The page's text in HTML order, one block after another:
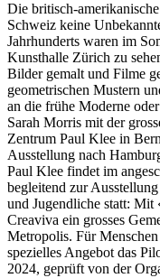
Die britisch-
Schweiz keine
Jahrhunderts waren im
Kunsthalle Zürich zu
Bilder gemalt und Filme
geometrischen Mustern
an die frühe Moderne
Sarah Morris mit der
Zentrum Paul Klee in
Ausstellung nach
Paul Klee findet im
begleitend zur
und Jugendliche statt: Mit
Creaviva ein grosses
Metropolis. Für
spezielles Angebot das
2024, geprüft von der